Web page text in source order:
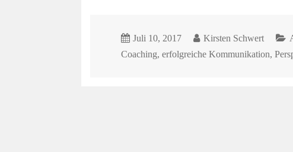
Juli 10, 2017 Kirsten Schwert
Coaching, erfolgreiche Kommunikation,